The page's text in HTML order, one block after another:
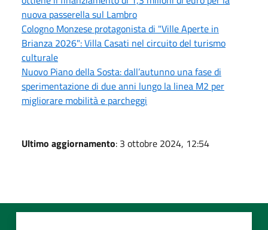
nuova passerella sul Lambro
Cologno Monzese protagonista di "Ville Aperte in
Brianza 2026": Villa Casati nel circuito del turismo
culturale
Nuovo Piano della Sosta: dall’autunno una fase di
sperimentazione di due anni lungo la linea M2 per
migliorare mobilità e parcheggi
Ultimo aggiornamento: 3 ottobre 2024, 12:54